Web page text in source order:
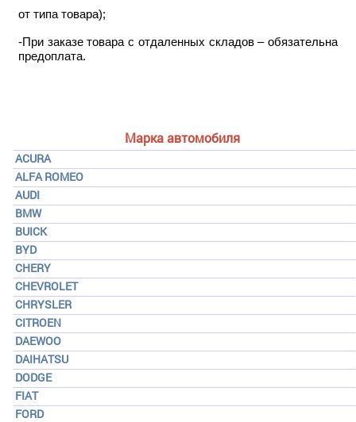
Марка автомобиля
ACURA
ALFA ROMEO
AUDI
BMW
BUICK
BYD
CHERY
CHEVROLET
CHRYSLER
CITROEN
DAEWOO
DAIHATSU
DODGE
FIAT
FORD
от типа товара);
-При заказе товара с отдаленных складов – обязательна
предоплата.